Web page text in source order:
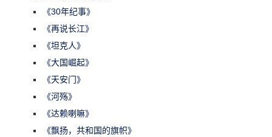
《30年纪事》
《再说长江》
《坦克人》
《大国崛起》
《天安门》
《河殇》
《达赖喇嘛》
《飘扬，共和国的旗帜》